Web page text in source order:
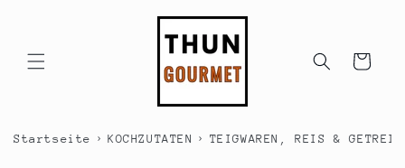
Warenkorb
Startseite › KOCHZUTATEN › TEIGWAREN, REIS &